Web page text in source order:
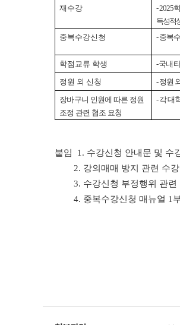
재수강
- 2025
득성적
중복수강신청
- 중복
학점교류 학생
- 국내
정원 외 신청
- 정원
장바구니 인원에 따른 정원
조정 관련 협조 요청
- 각 대
붙임 1. 수강신청 안내문 및 수
2. 강의매매 방지 관련 수강
3. 수강신청 부정행위 관련
4. 중복수강신청 매뉴얼 1